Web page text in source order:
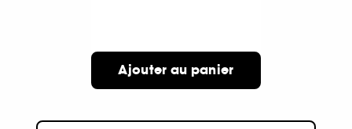
Ajouter au panier